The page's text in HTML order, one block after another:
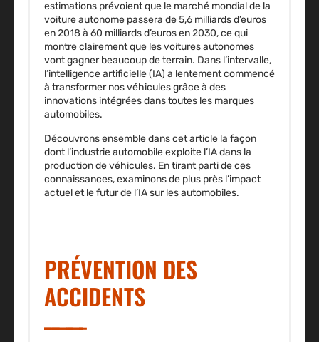
estimations prévoient que le marché mondial de la
voiture autonome passera de 5,6 milliards d’euros
en 2018 à 60 milliards d’euros en 2030, ce qui
montre clairement que les voitures autonomes
vont gagner beaucoup de terrain. Dans l’intervalle,
l’intelligence artificielle (IA) a lentement commencé
à transformer nos véhicules grâce à des
innovations intégrées dans toutes les marques
automobiles.
Découvrons ensemble dans cet article la façon
dont l’industrie automobile exploite l’IA dans la
production de véhicules. En tirant parti de ces
connaissances, examinons de plus près l’impact
actuel et le futur de l’IA sur les automobiles.
PRÉVENTION DES
ACCIDENTS